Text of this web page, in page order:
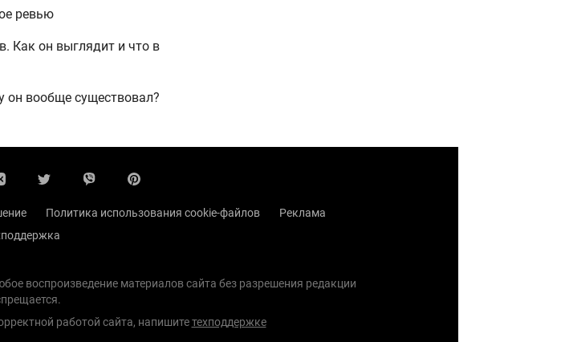
ревью
Как он выглядит и что в
он вообще существовал?
Политика использования cookie-файлов
Реклама
воспроизведение материалов сайта без разрешения редакции
работой сайта, напишитетехподдержке